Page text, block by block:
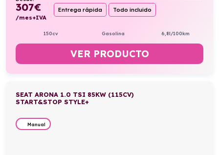
307€
/mes+IVA
Entrega rápida Todo incluido
150cv Gasolina 6,8l/100km
VER PRODUCTO
SEAT ARONA 1.0 TSI 85KW (115CV)
START&STOP STYLE+
Manual